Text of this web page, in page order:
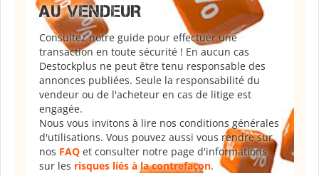
AU VENDEUR
Consultez notre guide pour effectuer une
transaction en toute sécurité ! En aucun cas
Destockplus ne peut être tenu responsable des
annonces publiées. Seule la responsabilité du
vendeur ou de l'acheteur en cas de litige est
engagée.
Nous vous invitons à lire nos conditions générales
d'utilisations. Vous pouvez aussi vous rendre sur
nos FAQ et consulter notre page d'informations
sur les risques liés à la contrefaçon.